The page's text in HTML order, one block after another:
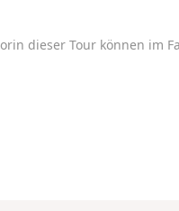
dieser Tour können im